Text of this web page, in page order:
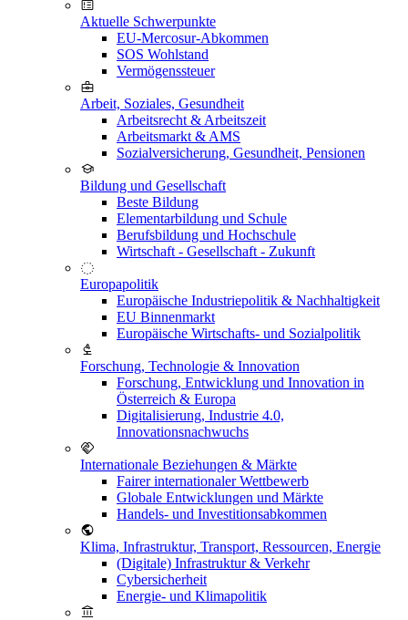
Aktuelle Schwerpunkte
EU-Mercosur-Abkommen
SOS Wohlstand
Vermögenssteuer
Arbeit, Soziales, Gesundheit
Arbeitsrecht & Arbeitszeit
Arbeitsmarkt & AMS
Sozialversicherung, Gesundheit, Pensionen
Bildung und Gesellschaft
Beste Bildung
Elementarbildung und Schule
Berufsbildung und Hochschule
Wirtschaft - Gesellschaft - Zukunft
Europapolitik
Europäische Industriepolitik & Nachhaltigkeit
EU Binnenmarkt
Europäische Wirtschafts- und Sozialpolitik
Forschung, Technologie & Innovation
Forschung, Entwicklung und Innovation in
Österreich & Europa
Digitalisierung, Industrie 4.0,
Innovationsnachwuchs
Internationale Beziehungen & Märkte
Fairer internationaler Wettbewerb
Globale Entwicklungen und Märkte
Handels- und Investitionsabkommen
Klima, Infrastruktur, Transport, Ressourcen, Energie
(Digitale) Infrastruktur & Verkehr
Cybersicherheit
Energie- und Klimapolitik